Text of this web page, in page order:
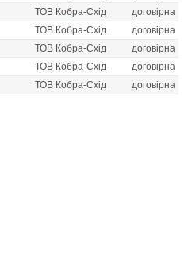
ТОВ Кобра-Схід
договірна
ТОВ Кобра-Схід
договірна
ТОВ Кобра-Схід
договірна
ТОВ Кобра-Схід
договірна
ТОВ Кобра-Схід договірна